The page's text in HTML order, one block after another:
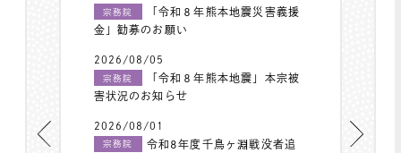
宗務院
「令和８年熊本地震災害義援
金」勧募のお願い
2026/08/05
宗務院
「令和８年熊本地震」本宗被
害状況のお知らせ
2026/08/01
宗務院
令和8年度千鳥ヶ淵戦没者追